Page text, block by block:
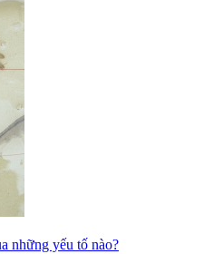
những yếu tố nào?